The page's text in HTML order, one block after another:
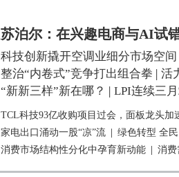
苏泊尔：在兴趣电商与AI试
科技创新撬开空调业细分市场空间
整治“内卷式”竞争打出组合拳 | 活
“新新三样”新在哪？ | LPI连续三
TCL科技93亿收购项目过会，面板龙头加
家电出口涌动一股“凉”流
绿色转型 全
消费市场结构性分化中孕育新动能
消费